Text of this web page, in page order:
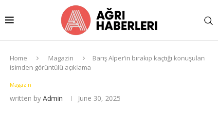
Home Magazin
Barış Alper’in bırakıp kaçtığı konuşulan
isimden görüntülü açıklama
Magazin
written by Admin June 30, 2025